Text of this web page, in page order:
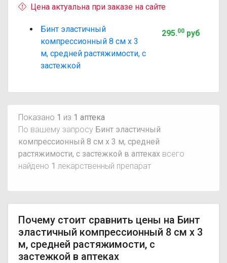
Цена актуальна при заказе на сайте
Бинт эластичный
компрессионный 8 см х 3
м, средней растяжимости, с
застежкой
295.00руб
Показано 1 из 1 аптека
По вашему запросу Бинт эластичный
компрессионный 8 см х 3 м, средней
растяжимости, с застежкой в аптеках всего
найдено 1 лекарственный препарат
Почему стоит сравнить цены на Бинт
эластичный компрессионный 8 см х 3
м, средней растяжимости, с
застежкой в аптеках